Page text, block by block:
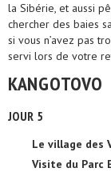
la Sibérie, et aussi
chercher des baies
si vous n’avez pas
servi lors de votre
KANGOTOVO
JOUR 5
Le village des
Visite du Parc